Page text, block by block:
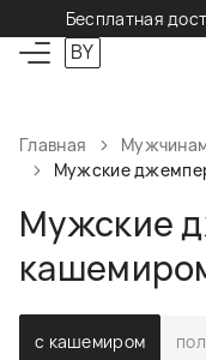
Бесплатная
BY
Главная
Мужские
Мужские
с кашемиром